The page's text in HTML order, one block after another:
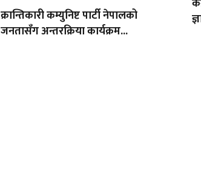
क्रान्तिकारी कम्युनिष्ट पार्टी नेपालको
जनतासँग अन्तरक्रिया कार्यक्रम...